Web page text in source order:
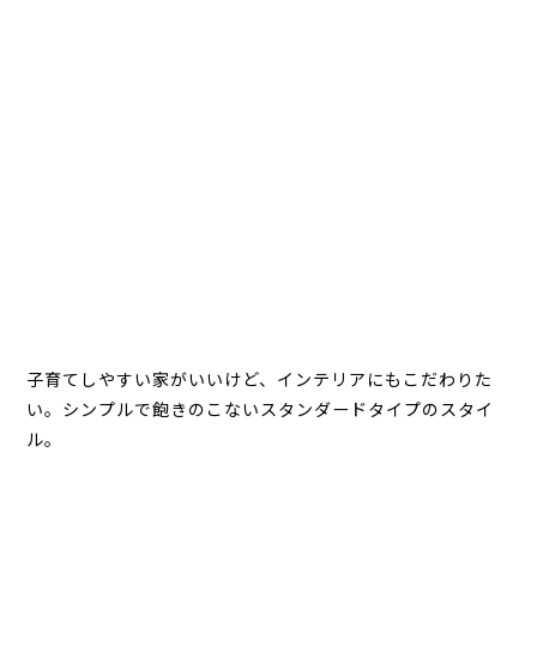
子育てしやすい家がいいけど、インテリアにもこだわりた
い。シンプルで飽きのこないスタンダードタイプのスタイ
ル。